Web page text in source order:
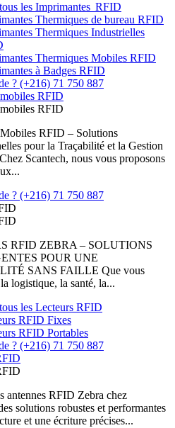
les Imprimantes RFID
Thermiques de bureau RFID
Thermiques Industrielles
Thermiques Mobiles RFID
à Badges RFID
? (+216) 71 750 887
RFID
RFID
RFID – Solutions
pour la Traçabilité et la Gestion
Scantech, nous vous proposons
? (+216) 71 750 887
RFID ZEBRA – SOLUTIONS
POUR UNE
SANS FAILLE Que vous
logistique, la santé, la...
les Lecteurs RFID
RFID Fixes
RFID Portables
? (+216) 71 750 887
antennes RFID Zebra chez
solutions robustes et performantes
et une écriture précises...